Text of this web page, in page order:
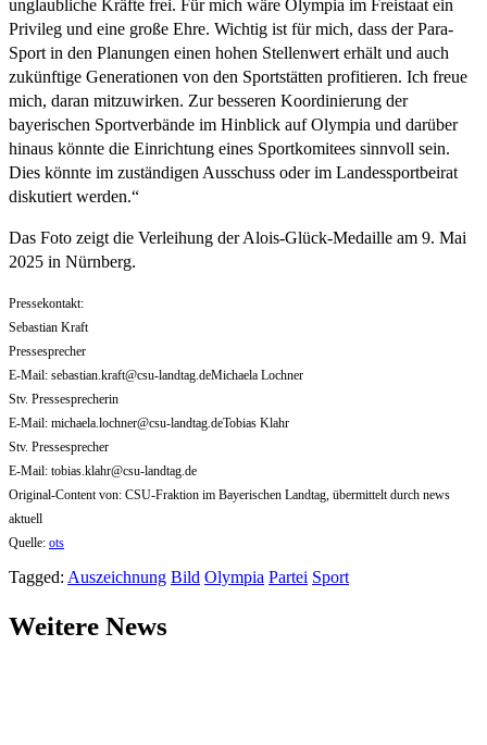
unglaubliche Kräfte frei. Für mich wäre Olympia im Freistaat ein
Privileg und eine große Ehre. Wichtig ist für mich, dass der Para-
Sport in den Planungen einen hohen Stellenwert erhält und auch
zukünftige Generationen von den Sportstätten profitieren. Ich freue
mich, daran mitzuwirken. Zur besseren Koordinierung der
bayerischen Sportverbände im Hinblick auf Olympia und darüber
hinaus könnte die Einrichtung eines Sportkomitees sinnvoll sein.
Dies könnte im zuständigen Ausschuss oder im Landessportbeirat
diskutiert werden.“
Das Foto zeigt die Verleihung der Alois-Glück-Medaille am 9. Mai
2025 in Nürnberg.
Pressekontakt:
Sebastian Kraft
Pressesprecher
E-Mail: sebastian.kraft@csu-landtag.deMichaela Lochner
Stv. Pressesprecherin
E-Mail: michaela.lochner@csu-landtag.deTobias Klahr
Stv. Pressesprecher
E-Mail: tobias.klahr@csu-landtag.de
Original-Content von: CSU-Fraktion im Bayerischen Landtag, übermittelt durch news
aktuell
Quelle: ots
Tagged: Auszeichnung Bild Olympia Partei Sport
Weitere News